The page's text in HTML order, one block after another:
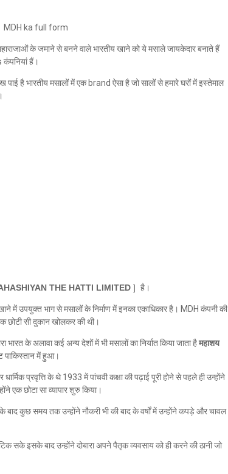
MDH ka full form
के जमाने से बनने वाले भारतीय खाने को ये मसाले जायकेदार बनाते हैं
कंपनियां हैं।
पाई है भारतीय मसालों में एक brand ऐसा है जो सालों से हमारे घरों में इस्तेमाल
THE HATTI LIMITED ] है।
में उपयुक्त भाग से मसालों के निर्माण में इनका एकाधिकार है। MDH कंपनी की
छोटी सी दुकान खोलकर की थी।
के अलावा कई अन्य देशों में भी मसालों का निर्यात किया जाता हैमहाशय
पाकिस्तान में हुुआ।
प्रवृत्ति के थे 1933 में पांचवी कक्षा की पढ़ाई पूरी होने से पहले ही उन्होंने
एक छोटा सा व्यापार शुरु किया।
कुछ समय तक उन्होंने नौकरी भी की बाद के वर्षों में उन्होंने कपड़े और चावल
सके इसके बाद उन्होंने दोबारा अपने पैतृक व्यवसाय को ही करने की ठानी जो